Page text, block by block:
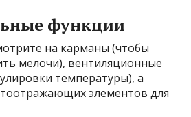
функции
на карманы (чтобы
мелочи), вентиляционные
температуры), а
элементов для